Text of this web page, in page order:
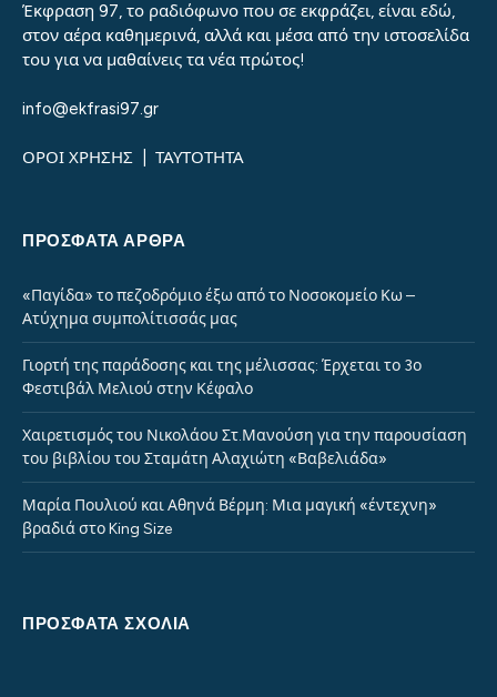
Έκφραση 97, το ραδιόφωνο που σε εκφράζει, είναι εδώ,
στον αέρα καθημερινά, αλλά και μέσα από την ιστοσελίδα
του για να μαθαίνεις τα νέα πρώτος!
info@ekfrasi97.gr
ΟΡΟΙ ΧΡΗΣΗΣ ΤΑΥΤΟΤΗΤΑ
ΠΡΌΣΦΑΤΑ ΆΡΘΡΑ
«Παγίδα» το πεζοδρόμιο έξω από το Νοσοκομείο Κω –
Ατύχημα συμπολίτισσάς μας
Γιορτή της παράδοσης και της μέλισσας: Έρχεται το 3ο
Φεστιβάλ Μελιού στην Κέφαλο
Χαιρετισμός του Νικολάου Στ.Μανούση για την παρουσίαση
του βιβλίου του Σταμάτη Αλαχιώτη «Βαβελιάδα»
Μαρία Πουλιού και Αθηνά Βέρμη: Μια μαγική «έντεχνη»
βραδιά στο King Size
ΠΡΌΣΦΑΤΑ ΣΧΌΛΙΑ